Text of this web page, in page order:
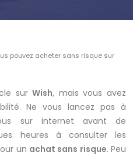
pouvez acheter sans risque sur
surWish, mais vous avez
Ne vous lancez pas à
sur internet avant de
heures à consulter les
un achat sans risque. Peu